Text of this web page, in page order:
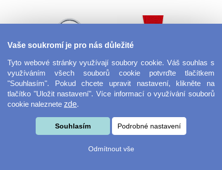
Klíčenka srdce Medaile
Vaše soukromí je pro nás důležité
Tyto webové stránky využívají soubory cookie. Váš souhlas s
využíváním všech souborů cookie potvrďte tlačítkem
"Souhlasím". Pokud chcete upravit nastavení, klikněte na
tlačítko "Uložit nastavení". Více informací o využívání souborů
cookie naleznete zde.
Souhlasím Podrobné nastavení
Odmítnout vše